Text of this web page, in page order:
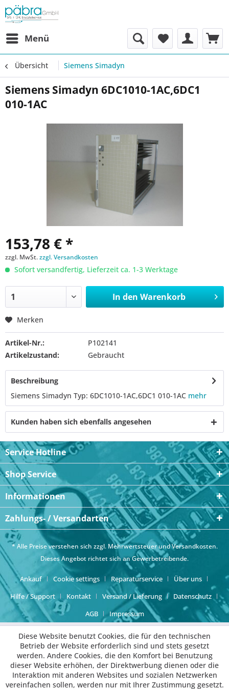
Menü
Übersicht Siemens Simadyn
Siemens Simadyn 6DC1010-1AC,6DC1
010-1AC
153,78 € *
zzgl. MwSt.zzgl. Versandkosten
Sofort versandfertig, Lieferzeit ca. 1-3 Werktage
In den Warenkorb
Merken
Artikel-Nr.:
P102141
Artikelzustand:
Gebraucht
Beschreibung
Siemens Simadyn Typ: 6DC1010-1AC,6DC1 010-1AC mehr
Kunden haben sich ebenfalls angesehen
Service Hotline
Shop Service
Informationen
Zahlungs- / Versandarten
* Alle Preise verstehen sich zzgl. Mehrwertsteuer undVersandkosten.
Dieses Angebot richtet sich an Gewerbetreibende.
Ankauf Cookie settings Reparaturservice
Über uns
Hilfe / Support
Kontakt Versand / Lieferung
Datenschutz
AGB
Impressum
Diese Website benutzt Cookies, die für den technischen
Betrieb der Website erforderlich sind und stets gesetzt
werden. Andere Cookies, die den Komfort bei Benutzung
dieser Website erhöhen, der Direktwerbung dienen oder die
Interaktion mit anderen Websites und sozialen Netzwerken
vereinfachen sollen, werden nur mit Ihrer Zustimmung gesetzt.